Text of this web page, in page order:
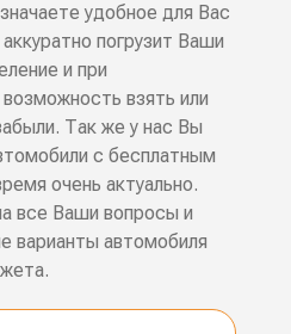
удобное для Вас
погрузит Ваши
и при
взять или
Так же у нас Вы
с бесплатным
очень актуально.
все Ваши вопросы и
варианты автомобиля